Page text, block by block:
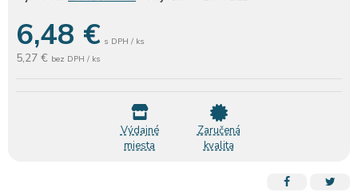
6,48 € s DPH / ks
5,27 € bez DPH / ks
Výdajné
miesta
Zaručená
kvalita